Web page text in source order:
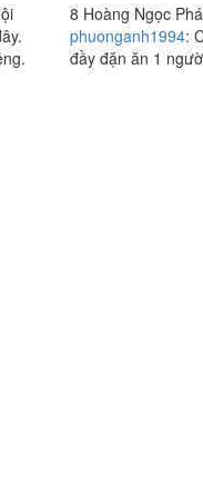
4.0/ 5Tuấn
Cổ